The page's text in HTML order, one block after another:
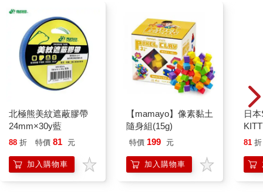
北極熊美紋遮蔽膠帶
24mm×30y藍
88 折 特價 81 元
加入購物車
【mamayo】像素黏土
隨身組(15g)
特價 199 元
加入購物車
日
81 折